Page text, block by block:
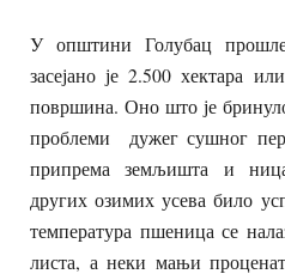
У општини Голубац
засејано је 2.500 хектара
површина. Оно што је
проблеми дужег сушног
припрема земљишта и
других озимих усева било
температура пшеница се
листа, а неки мањи